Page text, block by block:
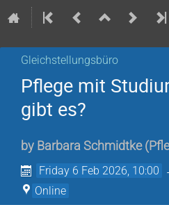
Gleichstellungsbüro
Pflege mit
gibt es?
by Barbara Schmidtke (
Friday 6 Feb 2026, 10:00
Online